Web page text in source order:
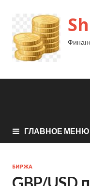
ГЛАВНОЕ МЕНЮ
БИРЖА